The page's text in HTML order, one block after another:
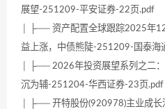
展望-251209-平安证券-22页.pdf
│ ├── 资产配置全球跟踪2025年
益上涨，中债熊陡-251209-国泰海
│ ├── 2026年投资展望系列之二
沉为辅-251204-华西证券-23页.pdf
│ ├── 开特股份(920978)主业成长